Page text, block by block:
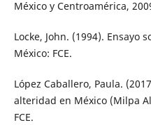
México y Centroamérica,
Locke, John. (1994).
México: FCE.
López Caballero, Paula.
alteridad en México (Milpa
FCE.